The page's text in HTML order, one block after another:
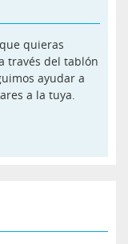
quieras
través del tablón
ayudar a
a la tuya.